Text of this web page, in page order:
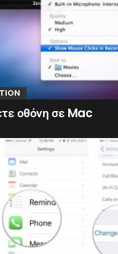
οθόνη σε Mac